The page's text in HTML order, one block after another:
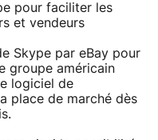
pour faciliter les
et vendeurs
Skype par eBay pour
groupe américain
logiciel de
place de marché dès